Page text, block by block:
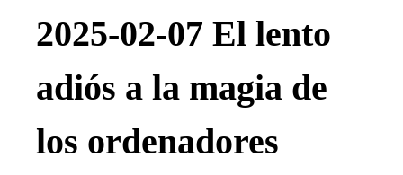
2025-02-07 El lento
adiós a la magia de
los ordenadores